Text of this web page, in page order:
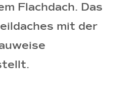
Flachdach. Das
mit der